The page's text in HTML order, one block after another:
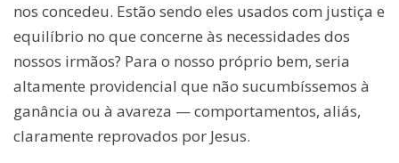
nos concedeu. Estão sendo eles usados com justiça e
equilíbrio no que concerne às necessidades dos
nossos irmãos? Para o nosso próprio bem, seria
altamente providencial que não sucumbíssemos à
ganância ou à avareza — comportamentos, aliás,
claramente reprovados por Jesus.